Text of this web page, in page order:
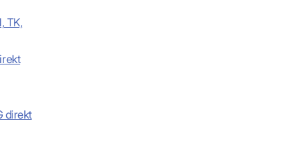
TK,
direkt